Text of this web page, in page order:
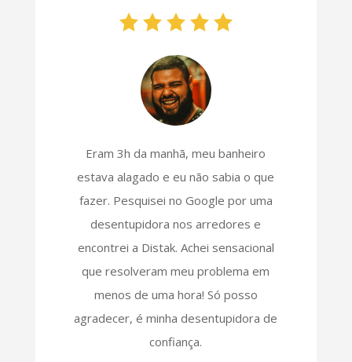
Eram 3h da manhã, meu banheiro
estava alagado e eu não sabia o que
fazer. Pesquisei no Google por uma
desentupidora nos arredores e
encontrei a Distak. Achei sensacional
que resolveram meu problema em
menos de uma hora! Só posso
agradecer, é minha desentupidora de
confiança.